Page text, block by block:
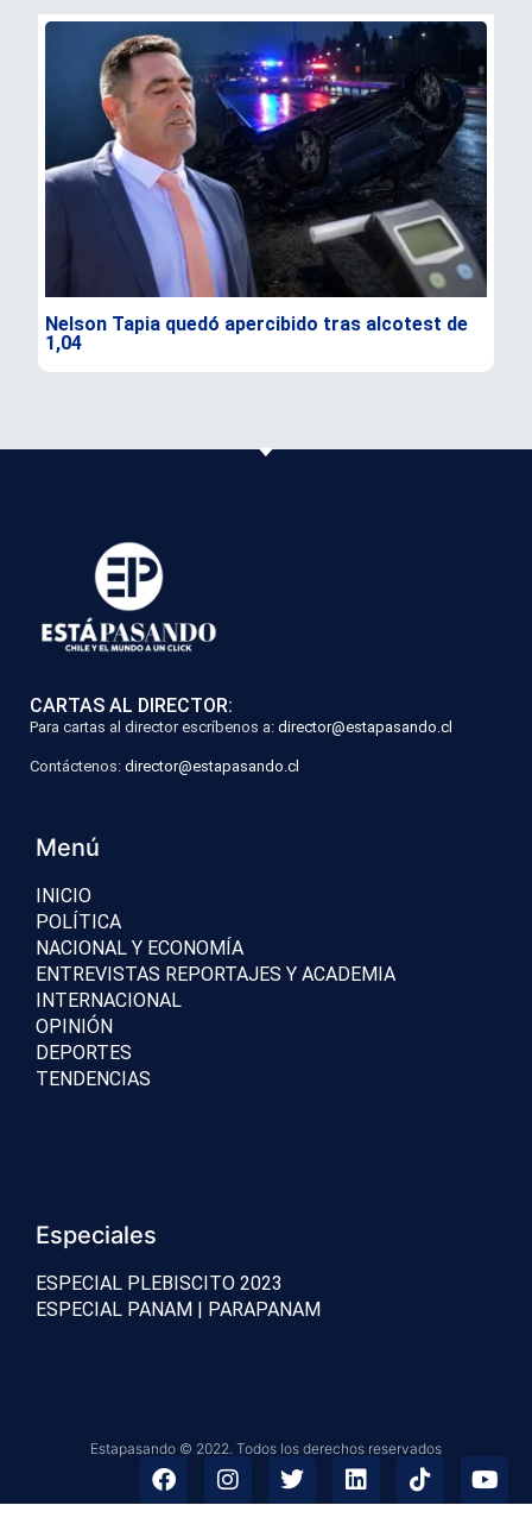
Nelson Tapia quedó apercibido tras alcotest de
1,04
CARTAS AL DIRECTOR:
Para cartas al director escríbenos a: director@estapasando.cl
Contáctenos: director@estapasando.cl
Menú
INICIO
POLÍTICA
NACIONAL Y ECONOMÍA
ENTREVISTAS REPORTAJES Y ACADEMIA
INTERNACIONAL
OPINIÓN
DEPORTES
TENDENCIAS
Especiales
ESPECIAL PLEBISCITO 2023
ESPECIAL PANAM | PARAPANAM
Estapasando © 2022. Todos los derechos reservados